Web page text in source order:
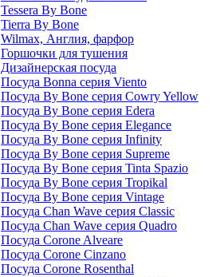
Tessera By Bone
Tierra By Bone
Wilmax, Англия, фарфор
Горшочки для тушения
Дизайнерская посуда
Посуда Bonna серия Viento
Посуда By Bone серия Cowry Yellow
Посуда By Bone серия Edera
Посуда By Bone серия Elegance
Посуда By Bone серия Infinity
Посуда By Bone серия Supreme
Посуда By Bone серия Tinta Spazio
Посуда By Bone серия Tropikal
Посуда By Bone серия Vintage
Посуда Chan Wave серия Classic
Посуда Chan Wave серия Quadro
Посуда Corone Alveare
Посуда Corone Cinzano
Посуда Corone Rosenthal